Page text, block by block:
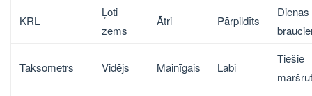
KRL
Ļoti
zems
Ātri Pārpildīts
Dienas
Taksometrs Vidējs Mainīgais Labi
Tiešie